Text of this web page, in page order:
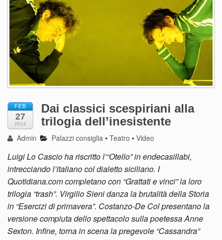
FEB
27
2014
Dai classici scespiriani alla
trilogia dell’inesistente
Admin Palazzi consiglia •Teatro •Video
Luigi Lo Cascio ha riscritto l’“Otello” in endecasillabi,
intrecciando l’italiano col dialetto siciliano. I
Quotidiana.com completano con “Grattati e vinci” la loro
trilogia “trash”. Virgilio Sieni danza la brutalità della Storia
in “Esercizi di primavera”. Costanzo-De Col presentano la
versione compiuta dello spettacolo sulla poetessa Anne
Sexton. Infine, torna in scena la pregevole “Cassandra”